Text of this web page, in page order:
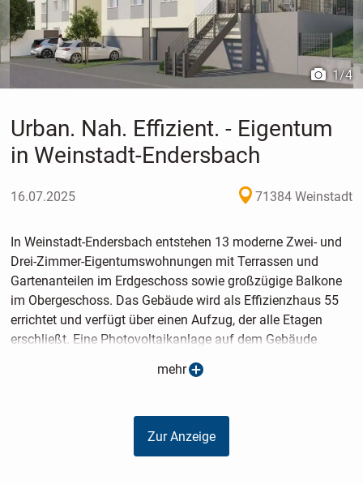
1/4
Urban. Nah. Effizient. - Eigentum
in Weinstadt-Endersbach
16.07.2025 71384 Weinstadt
In Weinstadt-Endersbach entstehen 13 moderne Zwei- und
Drei-Zimmer-Eigentumswohnungen mit Terrassen und
Gartenanteilen im Erdgeschoss sowie großzügige Balkone
im Obergeschoss. Das Gebäude wird als Effizienzhaus 55
errichtet und verfügt über einen Aufzug, der alle Etagen
erschließt. Eine Photovoltaikanlage auf dem Gebäude
ermöglicht ein attraktives Mieterstrommodell und steht
gemeinsam mit der mittels Wärmepumpe betriebenen
Energieversorgung. Jede Wohnung erhält einen Kellerraum
im Gartengeschoss und einen Platz für Waschmaschine
und Trockner in der Waschküche. Eine Tiefgarage mit 12
mehr
Zur Anzeige